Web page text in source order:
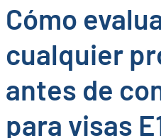
Cómo
cualquier
antes de
para visas